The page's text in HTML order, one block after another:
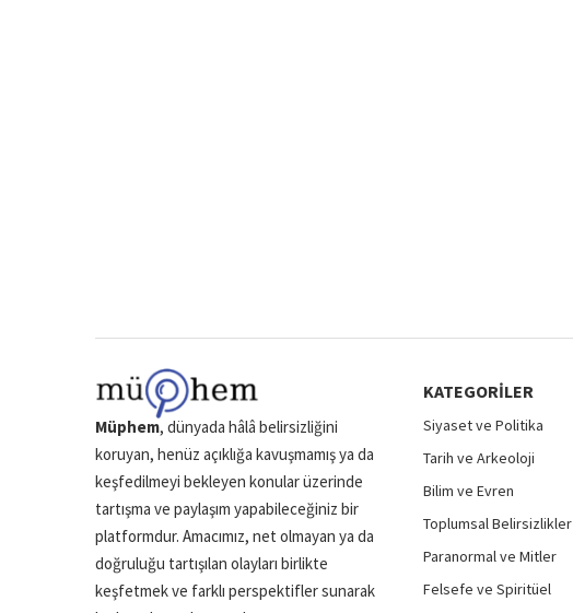
Müphem, dünyada hâlâ belirsizliğini
koruyan, henüz açıklığa kavuşmamış ya da
keşfedilmeyi bekleyen konular üzerinde
tartışma ve paylaşım yapabileceğiniz bir
platformdur. Amacımız, net olmayan ya da
doğruluğu tartışılan olayları birlikte
keşfetmek ve farklı perspektifler sunarak
KATEGORILER
Siyaset ve Politika
Tarih ve Arkeoloji
Bilim ve Evren
Toplumsal Belirsizlikler
Paranormal ve Mitler
Felsefe ve Spiritüel